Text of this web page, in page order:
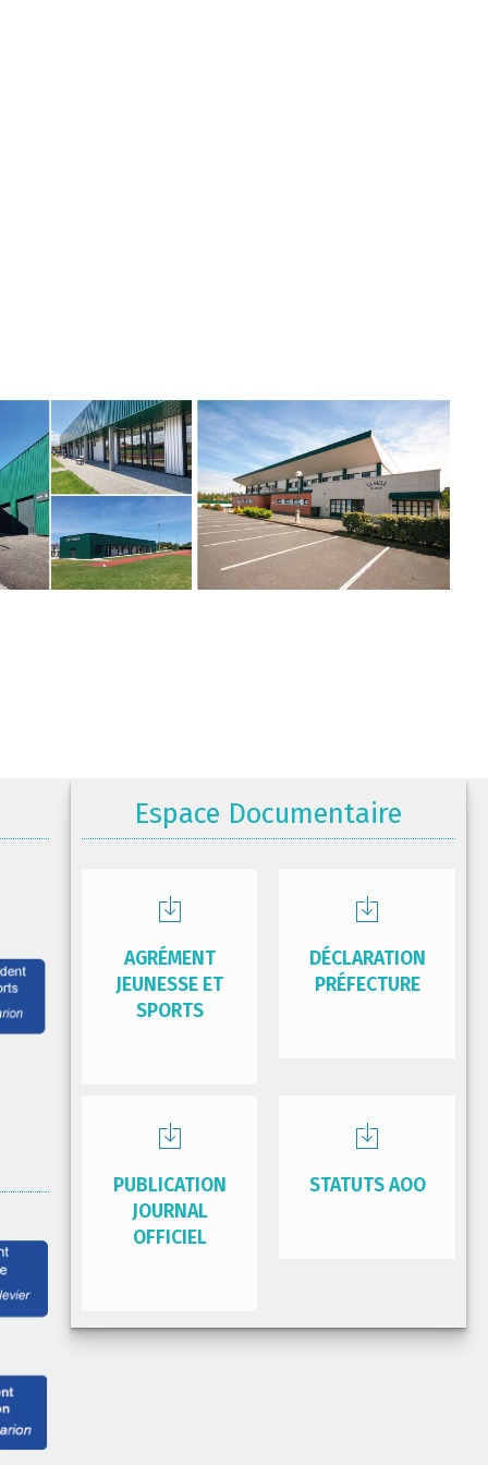
Espace Documentaire
AGRÉMENT
JEUNESSE ET
SPORTS
DÉCLARATION
PRÉFECTURE
PUBLICATION
JOURNAL
OFFICIEL
STATUTS AOO